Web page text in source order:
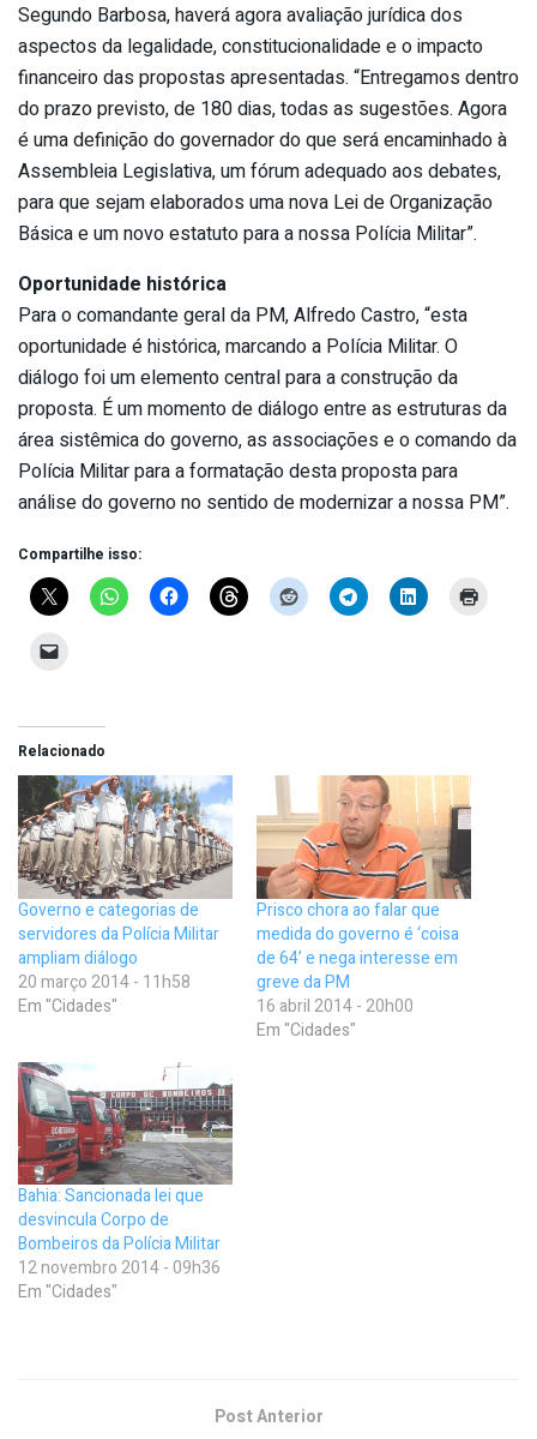
Segundo Barbosa, haverá agora avaliação jurídica dos
aspectos da legalidade, constitucionalidade e o impacto
financeiro das propostas apresentadas. “Entregamos dentro
do prazo previsto, de 180 dias, todas as sugestões. Agora
é uma definição do governador do que será encaminhado à
Assembleia Legislativa, um fórum adequado aos debates,
para que sejam elaborados uma nova Lei de Organização
Básica e um novo estatuto para a nossa Polícia Militar”.
Oportunidade histórica
Para o comandante geral da PM, Alfredo Castro, “esta
oportunidade é histórica, marcando a Polícia Militar. O
diálogo foi um elemento central para a construção da
proposta. É um momento de diálogo entre as estruturas da
área sistêmica do governo, as associações e o comando da
Polícia Militar para a formatação desta proposta para
análise do governo no sentido de modernizar a nossa PM”.
Compartilhe isso:
Relacionado
Governo e categorias de
servidores da Polícia Militar
ampliam diálogo
20 março 2014 - 11h58
Em "Cidades"
Prisco chora ao falar que
medida do governo é ‘coisa
de 64’ e nega interesse em
greve da PM
16 abril 2014 - 20h00
Em "Cidades"
Bahia: Sancionada lei que
desvincula Corpo de
Bombeiros da Polícia Militar
12 novembro 2014 - 09h36
Em "Cidades"
Post Anterior